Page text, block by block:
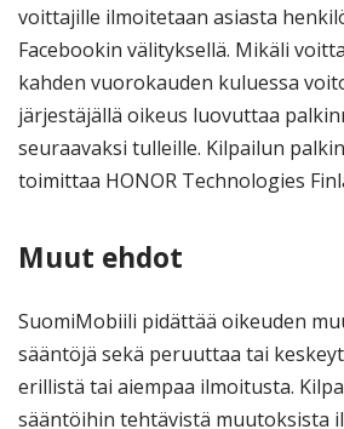
voittajille ilmoitetaan asiasta
Facebookin välityksellä. Mikäli
kahden vuorokauden kuluessa
järjestäjällä oikeus luovuttaa
seuraavaksi tulleille. Kilpailun
toimittaa HONOR Technologies
Muut ehdot
SuomiMobiili pidättää oikeuden
sääntöjä sekä peruuttaa tai
erillistä tai aiempaa ilmoitusta.
sääntöihin tehtävistä muutoksista